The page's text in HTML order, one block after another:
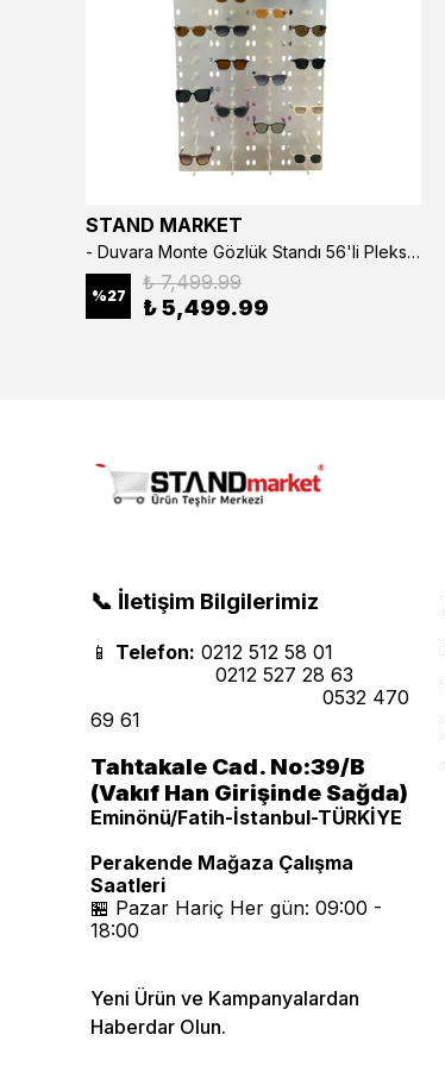
STAND MARKET
- Duvara Monte Gözlük Standı 56'li Pleksi Glass | 99x67 cm Gözlük Teşhir Standı
%27
₺ 7,499.99
₺ 5,499.99
📞 İletişim Bilgilerimiz
📱 Telefon: 0212 512 58 01
0212 527 28 63
0532 470
69 61
Tahtakale Cad. No:39/B
(Vakıf Han Girişinde Sağda)
Eminönü/Fatih-İstanbul-TÜRKİYE
Perakende Mağaza Çalışma
Saatleri
🏪 Pazar Hariç Her gün: 09:00 -
18:00
Yeni Ürün ve Kampanyalardan
Haberdar Olun.